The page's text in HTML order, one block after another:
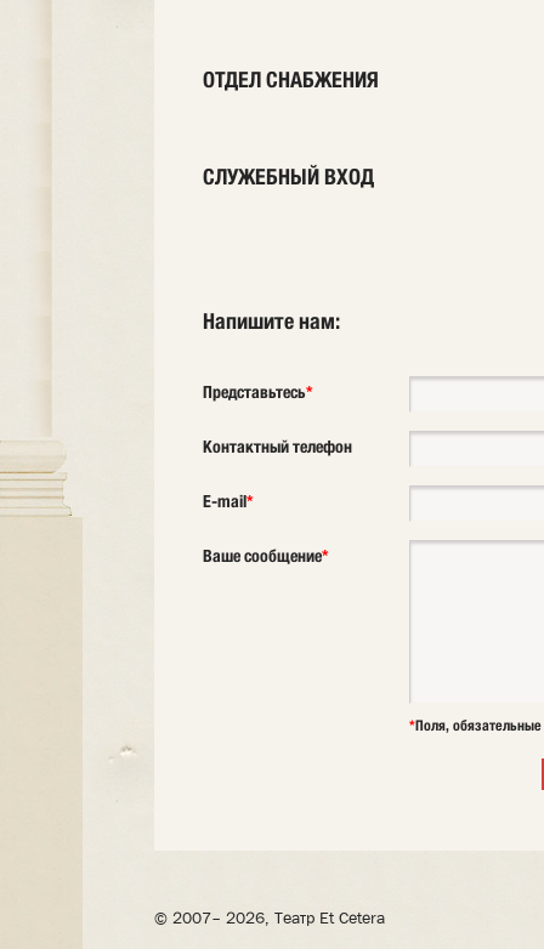
ОТДЕЛ СНАБЖЕНИЯ
СЛУЖЕБНЫЙ ВХОД
Напишите нам:
Представьтесь*
Контактный телефон
E-mail*
Ваше сообщение*
*Поля,
© 2007– 2026, Театр Et Cetera